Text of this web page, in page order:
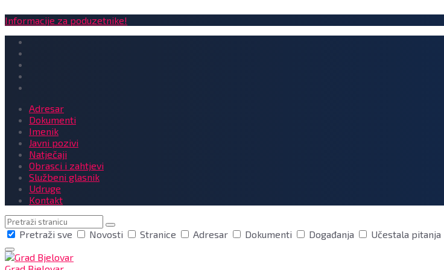
Informacije za poduzetnike!
Adresar
Dokumenti
Imenik
Javni pozivi
Natječaji
Obrasci i zahtjevi
Službeni glasnik
Udruge
Kontakt
Pretraga
Pretraži sve
Novosti Stranice Adresar Dokumenti Događanja Učestala pitanja